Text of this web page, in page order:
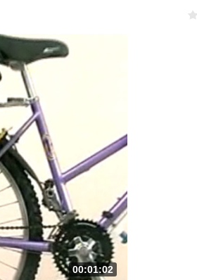
00:01:02